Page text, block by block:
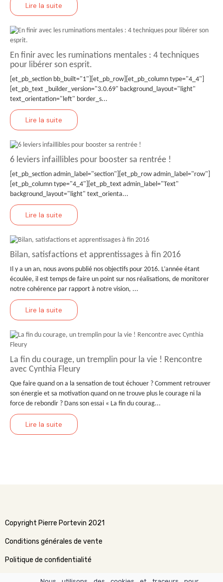
Lire la suite
En finir avec les ruminations mentales : 4 techniques
pour libérer son esprit.
[et_pb_section bb_built="1"][et_pb_row][et_pb_column type="4_4"]
[et_pb_text _builder_version="3.0.69" background_layout="light"
text_orientation="left" border_s...
Lire la suite
6 leviers infaillibles pour booster sa rentrée !
[et_pb_section admin_label="section"][et_pb_row admin_label="row"]
[et_pb_column type="4_4"][et_pb_text admin_label="Text"
background_layout="light" text_orienta...
Lire la suite
Bilan, satisfactions et apprentissages à fin 2016
Il y a un an, nous avons publié nos objectifs pour 2016. L’année étant
écoulée, il est temps de faire un point sur nos réalisations, de monitorer
notre cohérence par rapport à notre vision, ...
Lire la suite
La fin du courage, un tremplin pour la vie ! Rencontre
avec Cynthia Fleury
Que faire quand on a la sensation de tout échouer ? Comment retrouver
son énergie et sa motivation quand on ne trouve plus le courage ni la
force de rebondir ? Dans son essai « La fin du courag...
Lire la suite
Copyright Pierre Portevin 2021
Conditions générales de vente
Politique de confidentialité
Politique relative aux cookies